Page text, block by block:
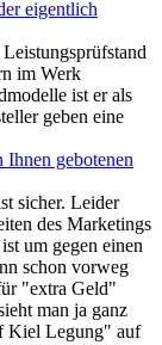
eigentlich
im Werk
ist er als
geben eine
gebotenen
sicher. Leider
des Marketings
um gegen einen
schon vorweg
"extra Geld"
man ja ganz
Kiel Legung" auf